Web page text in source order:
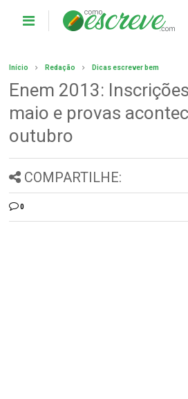
Início Redação Dicas escrever bem
Enem 2013:
maio e provas
outubro
COMPARTILHE:
0